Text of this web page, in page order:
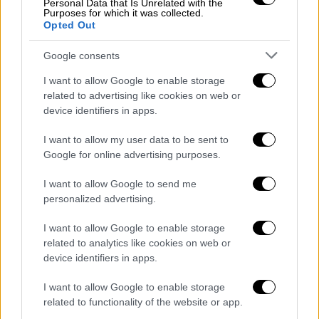
Personal Data that Is Unrelated with the
Purposes for which it was collected.
Opted Out
Google consents
I want to allow Google to enable storage
related to advertising like cookies on web or
device identifiers in apps.
I want to allow my user data to be sent to
Google for online advertising purposes.
I want to allow Google to send me
personalized advertising.
I want to allow Google to enable storage
related to analytics like cookies on web or
device identifiers in apps.
I want to allow Google to enable storage
related to functionality of the website or app.
Θέλετε ρευστό; Έχει ακόμη και χρήματα!
Ναι καλά διαβάσετε, το
μοιράζει μέχρι και «ζεστά» ευρώ στους
καλύτερους προπονητές. Και μάλιστα, δεν
θα χρειάζεται να περιμένετε μέχρι το τέλος
του Euro, αλλά θα έχετε τη δυνατότητα να
κατά τη διάρκεια του τουρνουά! Αρκεί να
είστε καλοί προπονητές…
Δείτε εδώ τη λίστα με τα πλούσια δώρα
Χαρτί, στυλό… κομπιουτεράκι
Τι πρέπει να κάνετε; Εντελώς δωρεάν και
εγγραφής, δημιουργείτε το προφίλ σας, κι
αρχίζετε το χτίσιμο της ομάδας των